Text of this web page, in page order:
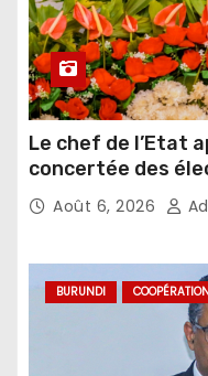
Le chef de l’Etat
concertée des
Août 6, 2026
BURUNDI